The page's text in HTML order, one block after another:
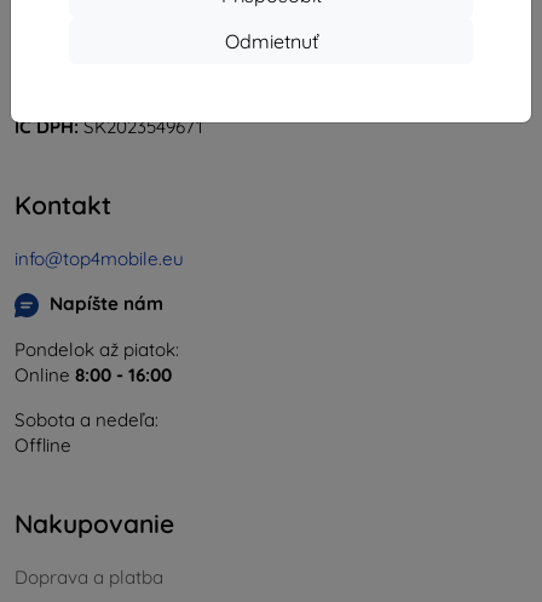
Odmietnuť
Ulica Rudolfa Mocka 3750/2A
IČ DPH:SK2023549671
Kontakt
info@top4mobile.eu
Napíšte nám
Pondelok až piatok:
Online 8:00 - 16:00
Sobota a nedeľa:
Offline
Nakupovanie
Doprava a platba